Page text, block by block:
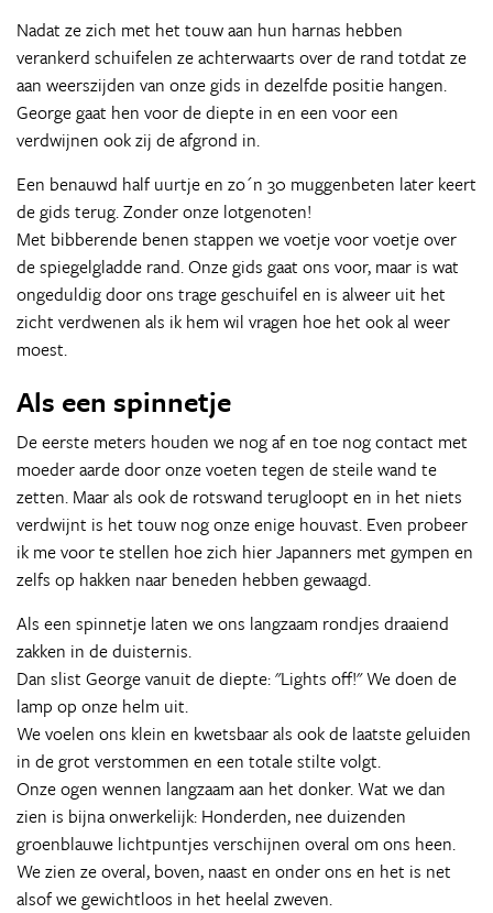
Nadat ze zich met het touw aan hun harnas hebben
verankerd schuifelen ze achterwaarts over de rand totdat ze
aan weerszijden van onze gids in dezelfde positie hangen.
George gaat hen voor de diepte in en een voor een
verdwijnen ook zij de afgrond in.
Een benauwd half uurtje en zo´n 30 muggenbeten later keert
de gids terug. Zonder onze lotgenoten!
Met bibberende benen stappen we voetje voor voetje over
de spiegelgladde rand. Onze gids gaat ons voor, maar is wat
ongeduldig door ons trage geschuifel en is alweer uit het
zicht verdwenen als ik hem wil vragen hoe het ook al weer
moest.
Als een spinnetje
De eerste meters houden we nog af en toe nog contact met
moeder aarde door onze voeten tegen de steile wand te
zetten. Maar als ook de rotswand terugloopt en in het niets
verdwijnt is het touw nog onze enige houvast. Even probeer
ik me voor te stellen hoe zich hier Japanners met gympen en
zelfs op hakken naar beneden hebben gewaagd.
Als een spinnetje laten we ons langzaam rondjes draaiend
zakken in de duisternis.
Dan slist George vanuit de diepte: "Lights off!" We doen de
lamp op onze helm uit.
We voelen ons klein en kwetsbaar als ook de laatste geluiden
in de grot verstommen en een totale stilte volgt.
Onze ogen wennen langzaam aan het donker. Wat we dan
zien is bijna onwerkelijk: Honderden, nee duizenden
groenblauwe lichtpuntjes verschijnen overal om ons heen.
We zien ze overal, boven, naast en onder ons en het is net
alsof we gewichtloos in het heelal zweven.